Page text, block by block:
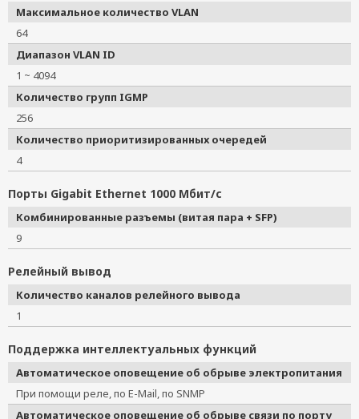
Максимальное количество VLAN
64
Диапазон VLAN ID
1 ~ 4094
Количество групп IGMP
256
Количество приоритизированных очередей
4
Порты Gigabit Ethernet 1000 Мбит/с
Комбинированные разъемы (витая пара + SFP)
9
Релейный вывод
Количество каналов релейного вывода
1
Поддержка интеллектуальных функций
Автоматическое оповещение об обрыве электропитания
При помощи реле, по E-Mail, по SNMP
Автоматическое оповещение об обрыве связи по порту